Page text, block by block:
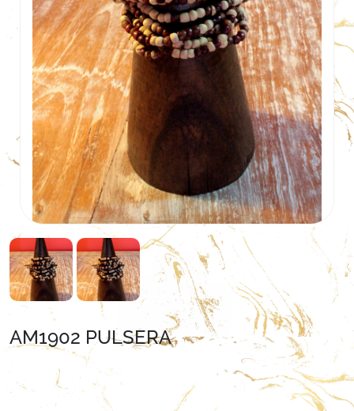
AM1902 PULSERA